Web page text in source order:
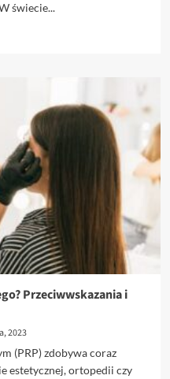
świecie...
Przeciwwskazania i
2023
(PRP) zdobywa coraz
estetycznej, ortopedii czy